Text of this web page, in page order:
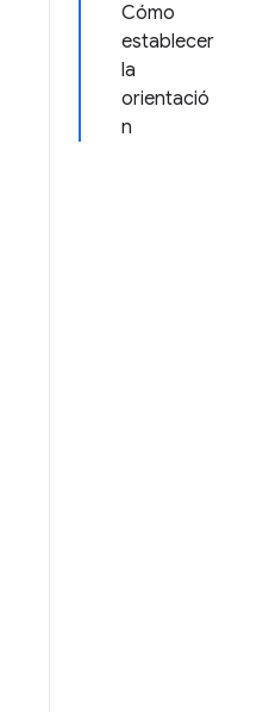
Cómo
establecer
la
orientació
n